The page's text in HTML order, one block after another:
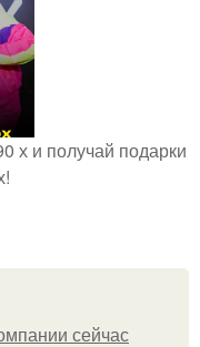
х и получай подарки
сейчас